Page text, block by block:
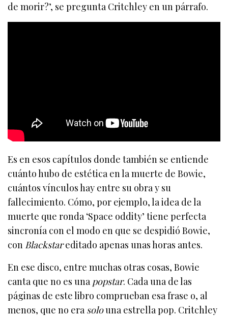
de morir?’, se pregunta Critchley en un párrafo.
Es en esos capítulos donde también se entiende
cuánto hubo de estética en la muerte de Bowie,
cuántos vínculos hay entre su obra y su
fallecimiento. Cómo, por ejemplo, la idea de la
muerte que ronda ‘Space oddity’ tiene perfecta
sincronía con el modo en que se despidió Bowie,
con Blackstareditado apenas unas horas antes.
En ese disco, entre muchas otras cosas, Bowie
canta que no es una popstar. Cada una de las
páginas de este libro comprueban esa frase o, al
menos, que no era solouna estrella pop. Critchley